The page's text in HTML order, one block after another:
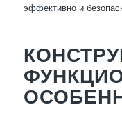
эффективно и